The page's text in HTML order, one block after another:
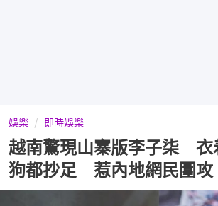
娛樂 即時娛樂
越南驚現山寨版李子柒 衣
狗都抄足 惹內地網民圍攻